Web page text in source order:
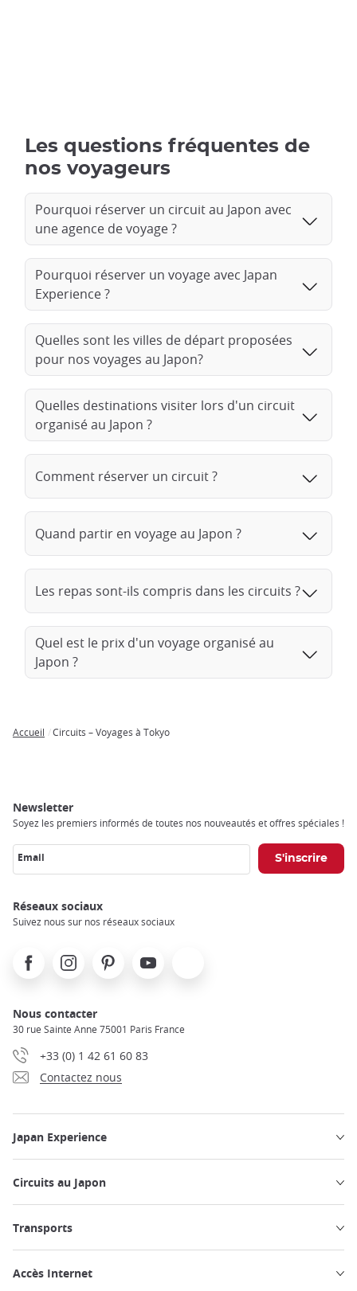
Les questions fréquentes de
nos voyageurs
Pourquoi réserver un circuit au Japon avec
une agence de voyage ?
Pourquoi réserver un voyage avec Japan
Experience ?
Quelles sont les villes de départ proposées
pour nos voyages au Japon?
Quelles destinations visiter lors d'un circuit
organisé au Japon ?
Comment réserver un circuit ?
Quand partir en voyage au Japon ?
Les repas sont-ils compris dans les circuits ?
Quel est le prix d'un voyage organisé au
Japon ?
Accueil Circuits – Voyages à Tokyo
Newsletter
Soyez les premiers informés de toutes nos nouveautés et offres spéciales !
Email
Réseaux sociaux
Suivez nous sur nos réseaux sociaux
FacebookInstagramPinterest Youtube
Nous contacter
30 rue Sainte Anne 75001 Paris France
+33 (0) 1 42 61 60 83
Contactez nous
Japan Experience
Circuits au Japon
Transports
Accès Internet